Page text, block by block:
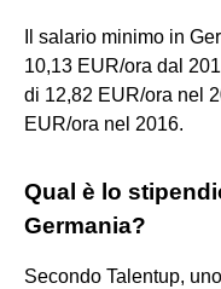
Il salario minimo in
10,13 EUR/ora dal
di 12,82 EUR/ora nel
EUR/ora nel 2016.
Qual è lo
Germania?
Secondo Talentup,